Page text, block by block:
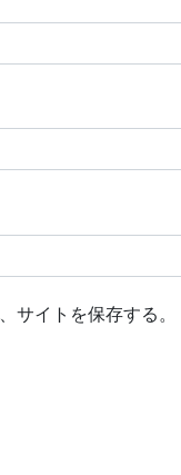
サイトを保存する。